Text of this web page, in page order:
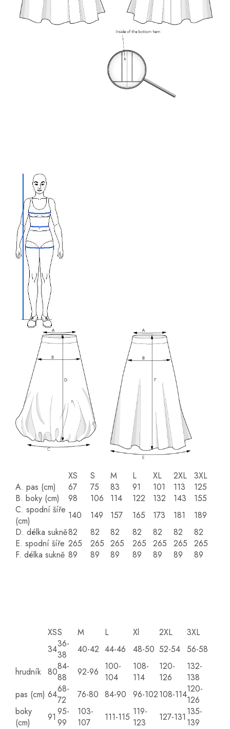
XS S M L XL 2XL
3XL
A. pas (cm)
67 75 83 91 101 113
125
B. boky (cm)
98 106 114 122 132 143
155
C. spodní šíře
(cm)
140 149 157 165 173 181
189
D. délka sukně82 82 82 82 82 82
82
E. spodní šíře 265 265 265 265 265 265
265
F. délka sukně 89 89 89 89 89 89 89
XSS M L Xl 2XL
3XL
3436-
38
40-42 44-46 48-50 52-54 56-58
hrudník 8084-
88
92-96
100-
104
108-
114
120-
126
132-
138
pas (cm) 6468-
72
76-80 84-90 96-102108-114120-
126
boky
(cm)
91 95-
99
103-
107
111-115 119-
123
127-131 135-
139